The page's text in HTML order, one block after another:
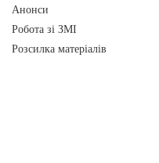
Анонси
Робота зі ЗМІ
Розсилка матеріалів